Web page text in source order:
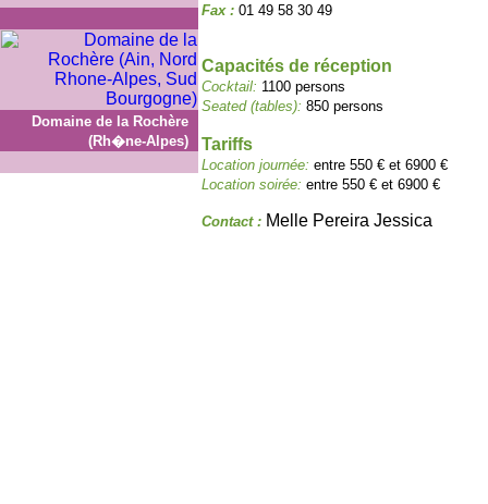
Domaine de la Rochère
(Rh�ne-Alpes)
Fax : 01 49 58 30 49
Capacités de réception
Cocktail: 1100 persons
Seated (tables): 850 persons
Tariffs
Location journée: entre 550 € et 6900 €
Location soirée: entre 550 € et 6900 €
Contact : Melle Pereira Jessica